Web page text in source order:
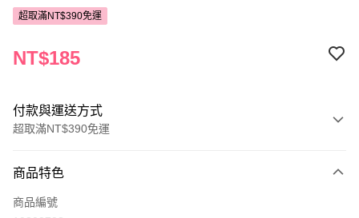
超取滿NT$390免運
NT$185
付款與運送方式
超取滿NT$390免運
POYA支付
信用卡一次付款
商品特色
商品編號